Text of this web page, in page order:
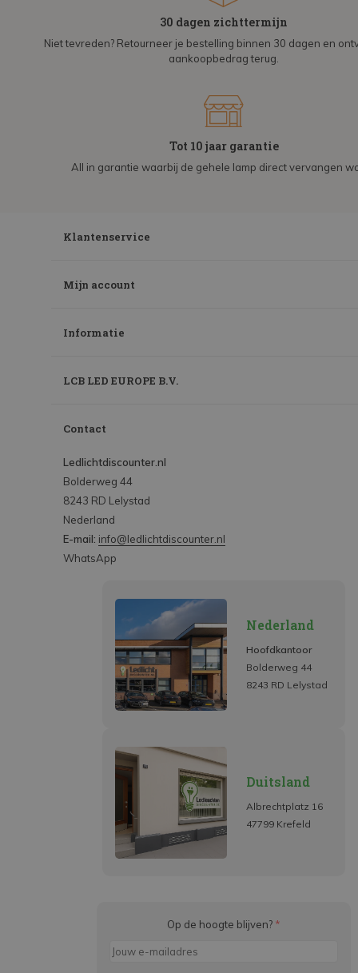
30 dagen zichttermijn
Niet tevreden? Retourneer je bestelling binnen 30 dagen en
aankoopbedrag terug.
Tot 10 jaar garantie
All in garantie waarbij de gehele lamp direct vervangen
Klantenservice
Mijn account
Informatie
LCB LED EUROPE B.V.
Contact
Ledlichtdiscounter.nl
Bolderweg 44
8243 RD Lelystad
Nederland
E-mail: info@ledlichtdiscounter.nl
WhatsApp
Nederland
Hoofdkantoor
Bolderweg 44
8243 RD Lelystad
Duitsland
Albrechtplatz 16
47799 Krefeld
Op de hoogte blijven? *